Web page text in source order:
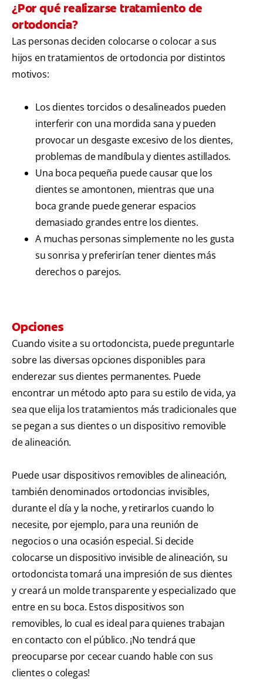
¿Por qué realizarse tratamiento de
ortodoncia?
Las personas deciden colocarse o colocar a sus
hijos en tratamientos de ortodoncia por distintos
motivos:
Los dientes torcidos o desalineados pueden
interferir con una mordida sana y pueden
provocar un desgaste excesivo de los dientes,
problemas de mandíbula y dientes astillados.
Una boca pequeña puede causar que los
dientes se amontonen, mientras que una
boca grande puede generar espacios
demasiado grandes entre los dientes.
A muchas personas simplemente no les gusta
su sonrisa y preferirían tener dientes más
derechos o parejos.
Opciones
Cuando visite a su ortodoncista, puede preguntarle
sobre las diversas opciones disponibles para
enderezar sus dientes permanentes. Puede
encontrar un método apto para su estilo de vida, ya
sea que elija los tratamientos más tradicionales que
se pegan a sus dientes o un dispositivo removible
de alineación.
Puede usar dispositivos removibles de alineación,
también denominados ortodoncias invisibles,
durante el día y la noche, y retirarlos cuando lo
necesite, por ejemplo, para una reunión de
negocios o una ocasión especial. Si decide
colocarse un dispositivo invisible de alineación, su
ortodoncista tomará una impresión de sus dientes
y creará un molde transparente y especializado que
entre en su boca. Estos dispositivos son
removibles, lo cual es ideal para quienes trabajan
en contacto con el público. ¡No tendrá que
preocuparse por cecear cuando hable con sus
clientes o colegas!